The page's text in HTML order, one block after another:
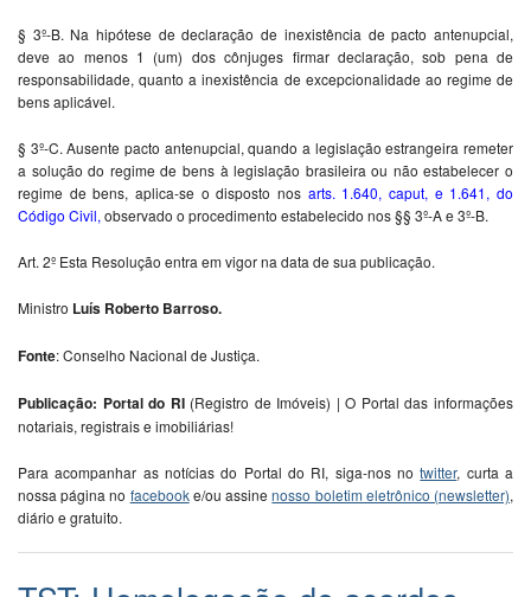
§ 3º-B. Na hipótese de declaração de inexistência de pacto antenupcial,
deve ao menos 1 (um) dos cônjuges firmar declaração, sob pena de
responsabilidade, quanto a inexistência de excepcionalidade ao regime de
bens aplicável.
§ 3º-C. Ausente pacto antenupcial, quando a legislação estrangeira remeter
a solução do regime de bens à legislação brasileira ou não estabelecer o
regime de bens, aplica-se o disposto nos arts. 1.640, caput, e 1.641, do
Código Civil, observado o procedimento estabelecido nos §§ 3º-A e 3º-B.
Art. 2º Esta Resolução entra em vigor na data de sua publicação.
Ministro Luís Roberto Barroso.
Fonte: Conselho Nacional de Justiça.
Publicação: Portal do RI(Registro de Imóveis) | O Portal das informações
notariais, registrais e imobiliárias!
Para acompanhar as notícias do Portal do RI, siga-nos notwitter, curta a
nossa página no facebooke/ou assinenosso boletim eletrônico (newsletter),
diário e gratuito.